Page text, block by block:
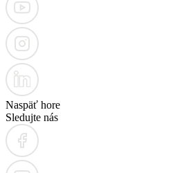
Naspäť hore
Sledujte nás